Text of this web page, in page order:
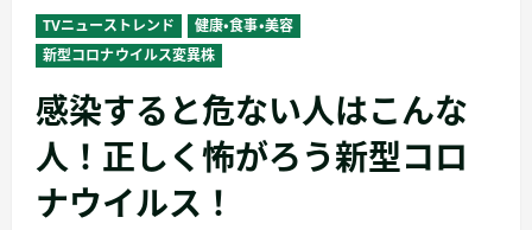
ニ
ュ
ー
TVニューストレンド
健康・食事・美容
新型コロナウイルス変異株
感染すると危ない人はこんな
人！正しく怖がろう新型コロ
ナウイルス！